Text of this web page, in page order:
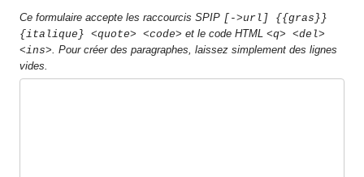
Ce formulaire accepte les raccourcis SPIP [->url] {{gras}}
{italique} <quote> <code> et le code HTML<q> <del>
<ins> . Pour créer des paragraphes, laissez simplement des lignes
vides.